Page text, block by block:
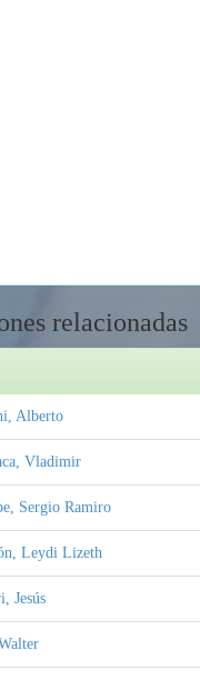
relacionadas
Alberto
Vladimir
Sergio Ramiro
Leydi Lizeth
Jesús